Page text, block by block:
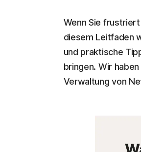
Wenn Sie
diesem Leitfaden
und praktische
bringen. Wir
Verwaltung von